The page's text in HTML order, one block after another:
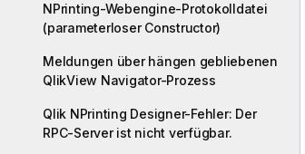
NPrinting-Webengine-Protokolldatei
(parameterloser Constructor)
Meldungen über hängen gebliebenen
QlikView Navigator-Prozess
Qlik NPrinting Designer-Fehler: Der
RPC-Server ist nicht verfügbar.